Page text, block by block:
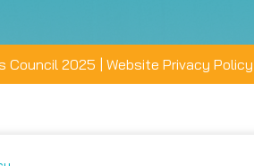
Council 2025 | Website Privacy Policy